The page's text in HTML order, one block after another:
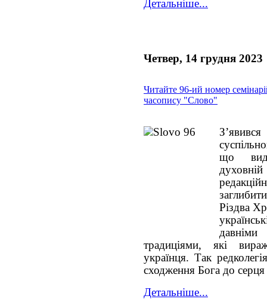
Детальніше...
Четвер, 14 грудня 2023
Читайте 96-ий номер
часопису "Слово"
що
Різдва
традиціями, які
українця. Так
сходження Бога до
Детальніше...